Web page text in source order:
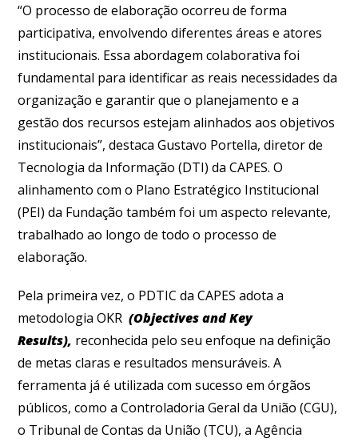
“O processo de elaboração ocorreu de forma
participativa, envolvendo diferentes áreas e atores
institucionais. Essa abordagem colaborativa foi
fundamental para identificar as reais necessidades da
organização e garantir que o planejamento e a
gestão dos recursos estejam alinhados aos objetivos
institucionais”, destaca Gustavo Portella, diretor de
Tecnologia da Informação (DTI) da CAPES. O
alinhamento com o Plano Estratégico Institucional
(PEI) da Fundação também foi um aspecto relevante,
trabalhado ao longo de todo o processo de
elaboração.
Pela primeira vez, o PDTIC da CAPES adota a
metodologia OKR (Objectives and Key
Results), reconhecida pelo seu enfoque na definição
de metas claras e resultados mensuráveis. A
ferramenta já é utilizada com sucesso em órgãos
públicos, como a Controladoria Geral da União (CGU),
o Tribunal de Contas da União (TCU), a Agência